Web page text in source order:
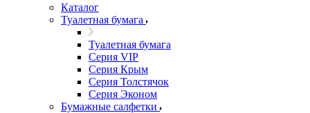
Каталог
Туалетная бумага
Туалетная бумага
Серия VIP
Серия Крым
Серия Толстячок
Серия Эконом
Бумажные салфетки